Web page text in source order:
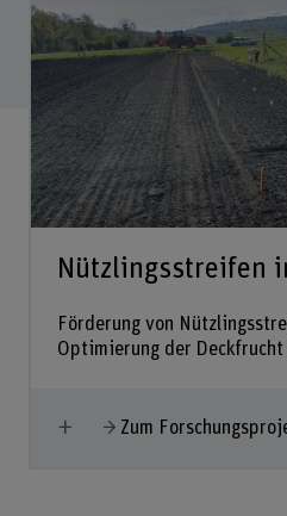
Nützlingsstreifen
Förderung von
Optimierung der Deckfrucht
Mehr anzeigen
Zum